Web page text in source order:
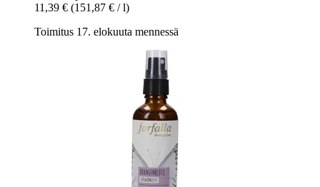
11,39 € (151,87 € / l)
Toimitus 17. elokuuta mennessä